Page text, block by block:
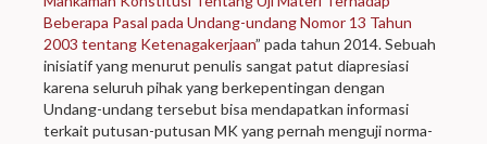
Beberapa Pasal pada Undang-undang Nomor 13 Tahun
2003 tentang Ketenagakerjaan” pada tahun 2014. Sebuah
inisiatif yang menurut penulis sangat patut diapresiasi
karena seluruh pihak yang berkepentingan dengan
Undang-undang tersebut bisa mendapatkan informasi
terkait putusan-putusan MK yang pernah menguji norma-